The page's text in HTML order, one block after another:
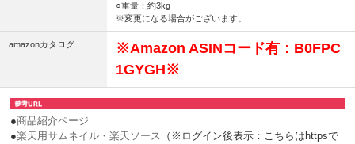
○重量：約3kg
※変更になる場合がございます。
amazonカタログ
※Amazon ASINコード有：B0FPC
1GYGH※
●商品紹介ページ
●楽天用サムネイル・楽天ソース
（※ログイン後表示：こちらはhttpsで